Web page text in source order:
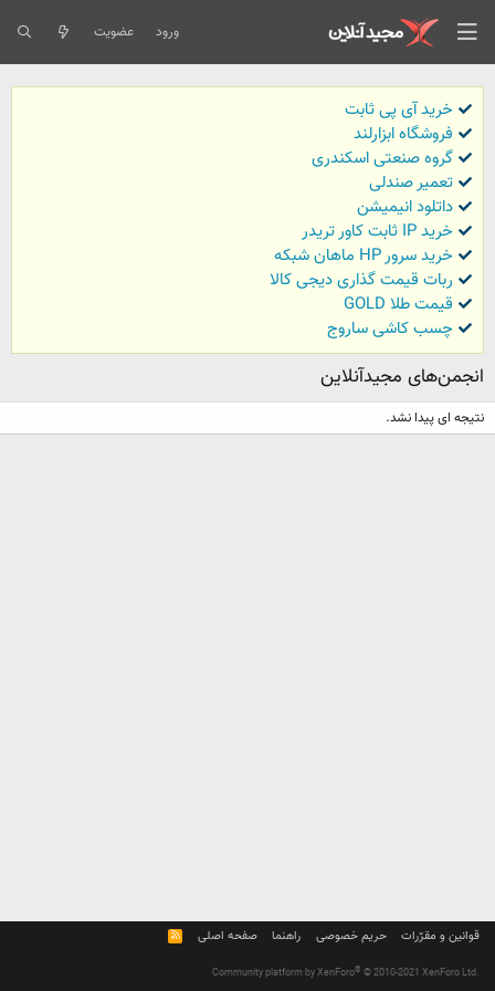
ورود عضویت
خرید آی پی ثابت
فروشگاه ابزارلند
گروه صنعتی اسکندری
تعمیر صندلی
داتلود انیمیشن
خرید IP ثابت کاور تریدر
خرید سرور HP ماهان شبکه
ربات قیمت گذاری دیجی کالا
قیمت طلا GOLD
چسب کاشی ساروج
انجمن‌های مجیدآنلاین
نتیجه ای پیدا نشد.
قوانین و مقرّرات حریم خصوصی راهنما صفحه اصلی
R
S
Community platform by XenForo® © 2010-2021 XenForo Ltd.